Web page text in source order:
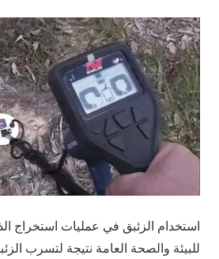
استخدام الزئبق في عمليات استخراج
للبيئة والصحة العامة نتيجة لتسرب